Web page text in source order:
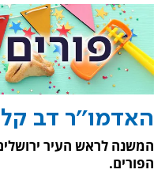
האדמו''ר דב
המשנה לראש העיר
הפורים.